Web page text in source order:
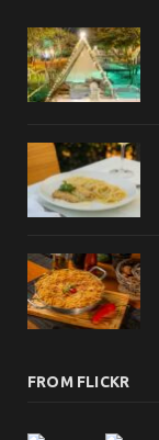
FROM FLICKR